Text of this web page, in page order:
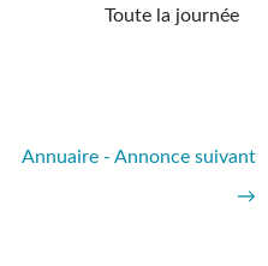
Toute la journée
Annuaire - Annonce suivant
→